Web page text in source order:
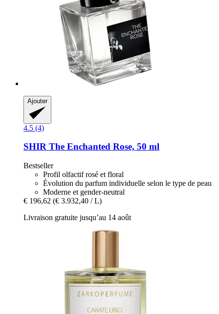
Ajouter
4.5 (4)
SHIR The Enchanted Rose, 50 ml
Bestseller
Profil olfactif rosé et floral
Évolution du parfum individuelle selon le type de peau
Moderne et gender-neutral
€ 196,62 (€ 3.932,40 / L)
Livraison gratuite jusqu’au 14 août